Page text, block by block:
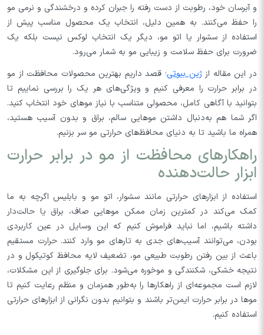
و آبرسان خود، رطوبت از دست رفته را جبران کرده و درخشندگی و نرمی مو
را حفظ می‌کنند. به همین دلیل، انتخاب یک محصول مناسب پیش از
استفاده از سشوار یا اتو مو، دیگر یک انتخاب لوکس نیست بلکه یک
ضرورت برای حفظ سلامت و زیبایی مو به شمار می‌رود.
در این مقاله ازژین بیوتی؛ قصد داریم بهترین محصولات محافظت از مو
در برابر حرارت را معرفی کنیم و ویژگی‌های هر یک را بررسی نماییم تا
بتوانید با آگاهی کامل، محصولی متناسب با نیاز موهای خود انتخاب کنید.
اگر شما هم به‌دنبال داشتن موهایی سالم، براق و بدون آسیب هستید،
همراه ما باشید تا به دنیای محافظ‌های حرارتی مو سر بزنیم.
راهکارهای محافظت از مو در برابر حرارت
ابزار حالت‌دهنده
استفاده از ابزارهای حرارتی مانند سشوار، اتو مو و بابلیس اگرچه به ما
کمک می‌کند در کمترین زمان ممکن موهایی صاف، براق یا حالت‌دار
داشته باشیم، اما نباید فراموش کنیم که این وسایل در عین کاربردی
بودن، می‌توانند آسیب‌های جدی به تارهای مو وارد کنند. حرارت مستقیم
باعث از بین رفتن رطوبت طبیعی مو، تضعیف لایه محافظ کوتیکول و در
نتیجه خشکی، شکنندگی و موخوره می‌شود. برای جلوگیری از این مشکلات،
لازم است مجموعه‌ای از راهکارها را به‌طور همزمان و منظم رعایت کنیم تا
موها در برابر حرارت ایمن‌تر باشند و بتوانیم بدون نگرانی از ابزارهای حرارتی
استفاده کنیم.